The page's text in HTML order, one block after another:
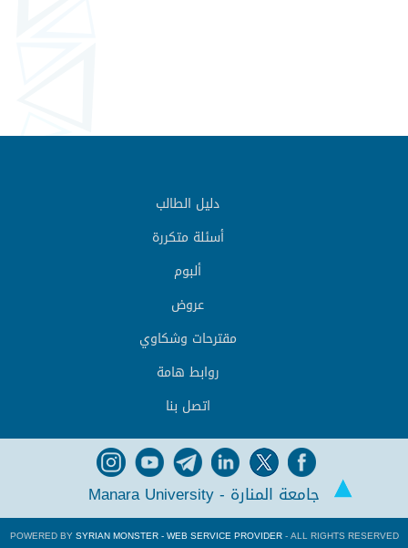
دليل الطالب
أسئلة متكررة
ألبوم
عروض
مقترحات وشكاوي
روابط هامة
اتصل بنا
جامعة المنارة - Manara University
POWERED BYSYRIAN MONSTER - WEB SERVICE PROVIDER- ALL RIGHTS RESERVED